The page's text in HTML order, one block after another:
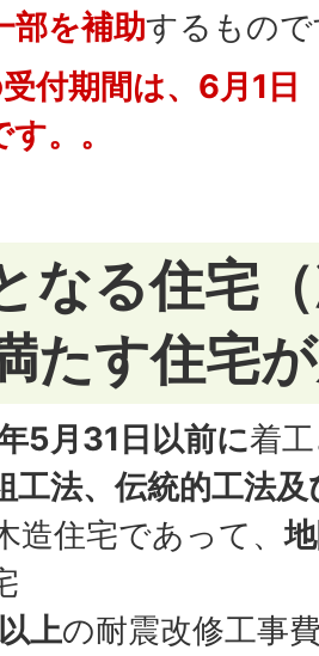
部を補助するもの
付期間は、6月1日
。。
なる住宅
たす住宅
5月31日以前に着
工法、伝統的工法
造住宅であって、
上の耐震改修工事